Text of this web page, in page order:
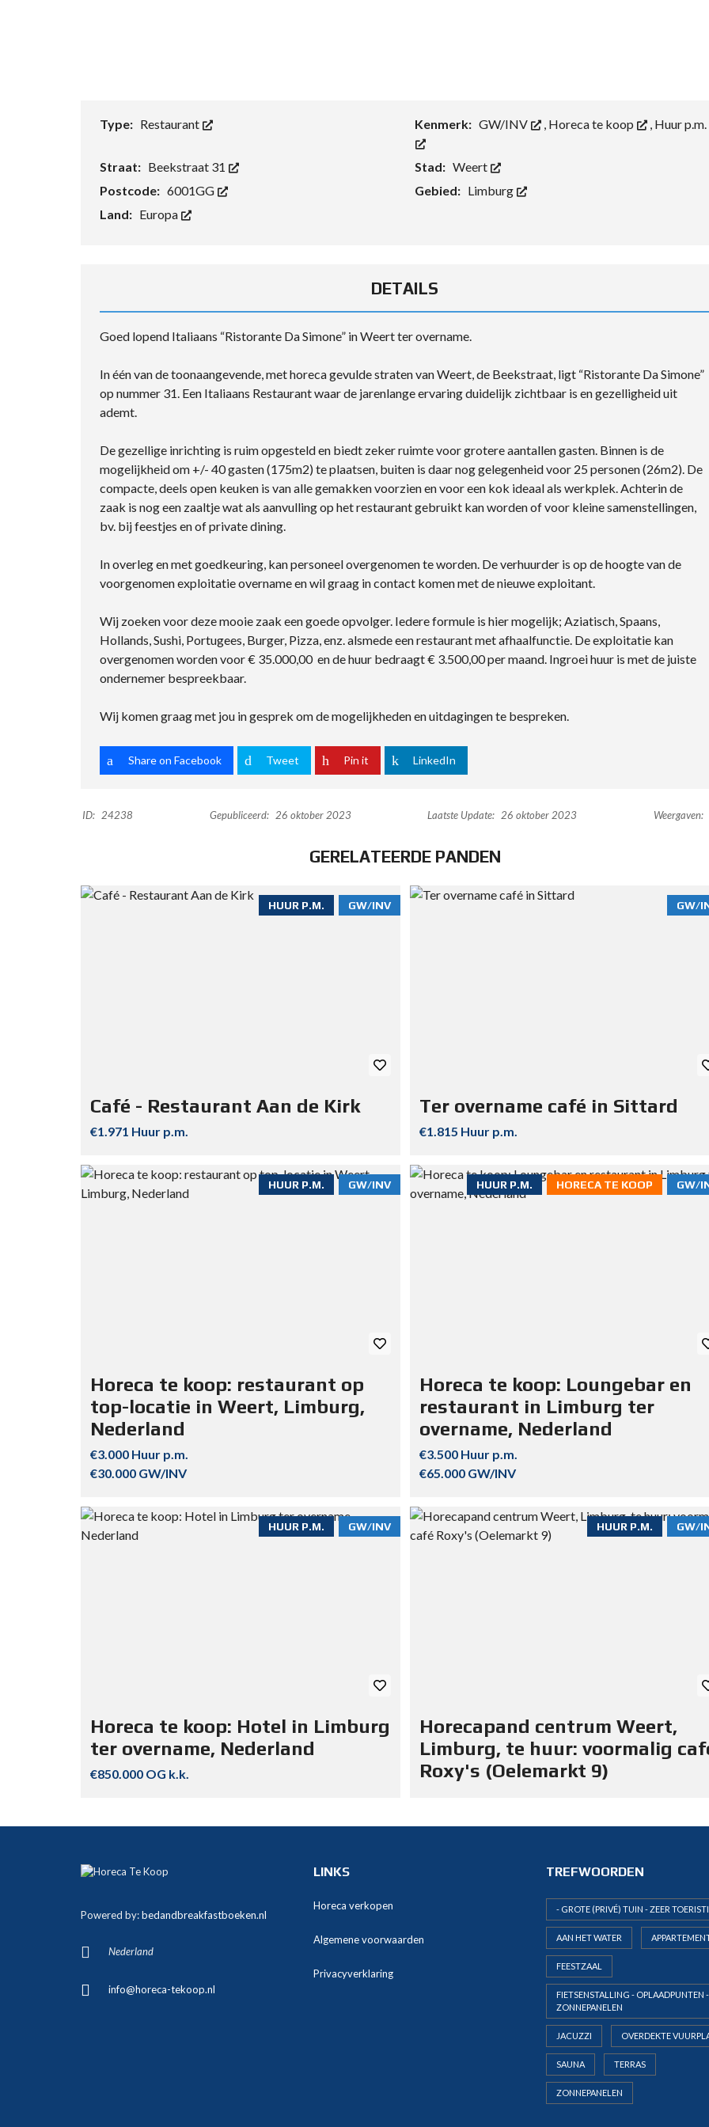
Type: Restaurant Kenmerk: GW/INV , Horeca te koop , Huur p.m.
Straat: Beekstraat 31 Stad: Weert
Postcode: 6001GG Gebied: Limburg
Land: Europa
DETAILS
Goed lopend Italiaans “Ristorante Da Simone” in Weert ter overname.
In één van de toonaangevende, met horeca gevulde straten van Weert, de Beekstraat, ligt “Ristorante Da Simone”
op nummer 31. Een Italiaans Restaurant waar de jarenlange ervaring duidelijk zichtbaar is en gezelligheid uit
ademt.
De gezellige inrichting is ruim opgesteld en biedt zeker ruimte voor grotere aantallen gasten. Binnen is de
mogelijkheid om +/- 40 gasten (175m2) te plaatsen, buiten is daar nog gelegenheid voor 25 personen (26m2). De
compacte, deels open keuken is van alle gemakken voorzien en voor een kok ideaal als werkplek. Achterin de
zaak is nog een zaaltje wat als aanvulling op het restaurant gebruikt kan worden of voor kleine samenstellingen,
bv. bij feestjes en of private dining.
In overleg en met goedkeuring, kan personeel overgenomen te worden. De verhuurder is op de hoogte van de
voorgenomen exploitatie overname en wil graag in contact komen met de nieuwe exploitant.
Wij zoeken voor deze mooie zaak een goede opvolger. Iedere formule is hier mogelijk; Aziatisch, Spaans,
Hollands, Sushi, Portugees, Burger, Pizza, enz. alsmede een restaurant met afhaalfunctie. De exploitatie kan
overgenomen worden voor € 35.000,00 en de huur bedraagt € 3.500,00 per maand. Ingroei huur is met de juiste
ondernemer bespreekbaar.
Wij komen graag met jou in gesprek om de mogelijkheden en uitdagingen te bespreken.
Share on Facebook Tweet Pin it LinkedIn
ID: 24238 Gepubliceerd: 26 oktober 2023 Laatste Update: 26 oktober 2023 Weergaven:
GERELATEERDE PANDEN
GW/INV
HUUR P.M.
Café - Restaurant Aan de Kirk
€1.971 Huur p.m.
GW/
Ter overname café in Sittard
€1.815 Huur p.m.
GW/INV
HUUR P.M.
Horeca te koop: restaurant op
top-locatie in Weert, Limburg,
Nederland
€3.000 Huur p.m.
€30.000 GW/INV
GW/
HORECA TE KOOP
HUUR P.M.
Horeca te koop: Loungebar en
restaurant in Limburg ter
overname, Nederland
€3.500 Huur p.m.
€65.000 GW/INV
GW/INV
HUUR P.M.
Horeca te koop: Hotel in Limburg
ter overname, Nederland
€850.000 OG k.k.
GW/
HUUR P.M.
Horecapand centrum Weert,
Limburg, te huur: voormalig
Roxy's (Oelemarkt 9)
Powered by:bedandbreakfastboeken.nl
Nederland
info@horeca-tekoop.nl
LINKS
Horeca verkopen
Algemene voorwaarden
Privacyverklaring
TREFWOORDEN
- GROTE (PRIVÉ) TUIN - ZEER
AAN HET WATER
FEESTZAAL
FIETSENSTALLING - OPLAADPUNTEN -
ZONNEPANELEN
JACUZZI OVERDEKTE
SAUNA TERRAS
ZONNEPANELEN